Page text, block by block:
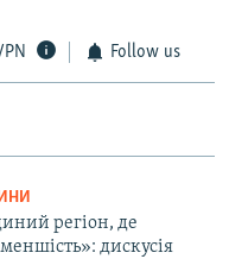
Follow us
регіон, де
дискусія